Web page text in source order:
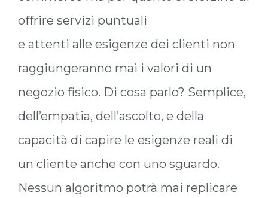
offrire servizi puntuali
e attenti alle esigenze dei clienti non
raggiungeranno mai i valori di un
negozio fisico. Di cosa parlo? Semplice,
dell’empatia, dell’ascolto, e della
capacità di capire le esigenze reali di
un cliente anche con uno sguardo.
Nessun algoritmo potrà mai replicare